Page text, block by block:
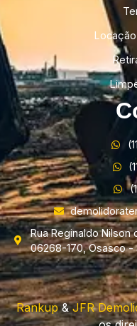
Rua Reginaldo Nilson
06268-170, Osasco -
Rankup&JFR